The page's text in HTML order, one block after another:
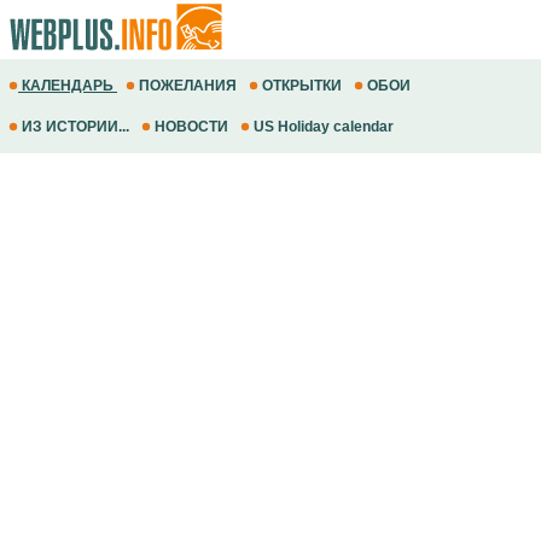
КАЛЕНДАРЬ ПОЖЕЛАНИЯ ОТКРЫТКИ ОБОИ
ИЗ ИСТОРИИ... НОВОСТИ US Holiday calendar